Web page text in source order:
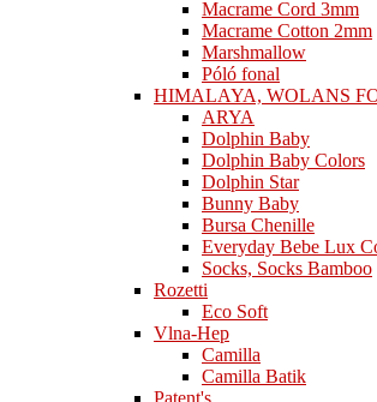
Macrame Cord 3mm
Macrame Cotton 2mm
Marshmallow
Póló fonal
HIMALAYA, WOLANS
ARYA
Dolphin Baby
Dolphin Baby Colors
Dolphin Star
Bunny Baby
Bursa Chenille
Everyday Bebe Lux
Socks, Socks Bamboo
Rozetti
Eco Soft
Vlna-Hep
Camilla
Camilla Batik
Patent's